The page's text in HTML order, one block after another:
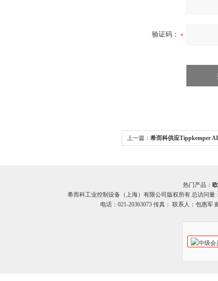
验证码：
上一篇： 希而科供应Tippkemper
热门产品：
希而科工业控制设备（上海）有限公司版权所有 总访问量
电话：021-20363073 传真： 联系人：包惠军